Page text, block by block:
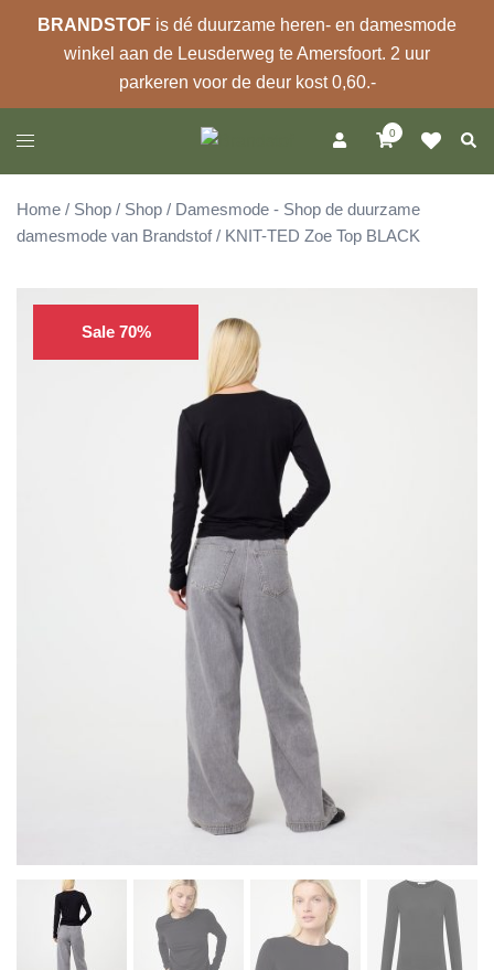
BRANDSTOF is dé duurzame heren- en damesmode
winkel aan de Leusderweg te Amersfoort. 2 uur
parkeren voor de deur kost 0,60.-
naar
de
inhoud
Toggle
0
Home / Shop / Shop / Damesmode - Shop de duurzame
damesmode van Brandstof/ KNIT-TED Zoe Top BLACK
Sale 70%